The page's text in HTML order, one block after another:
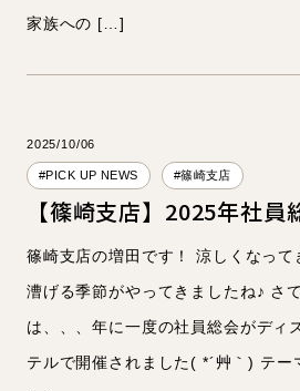
家族への […]
2025/10/06
#PICK UP NEWS #篠崎支店
【篠崎支店】2025年社員
篠崎支店の増田です！ 涼しくなっ
漕げる季節がやってきましたね♪ さ
は、、、年に一度の社員総会がディ
テルで開催されました( *´艸｀) テー